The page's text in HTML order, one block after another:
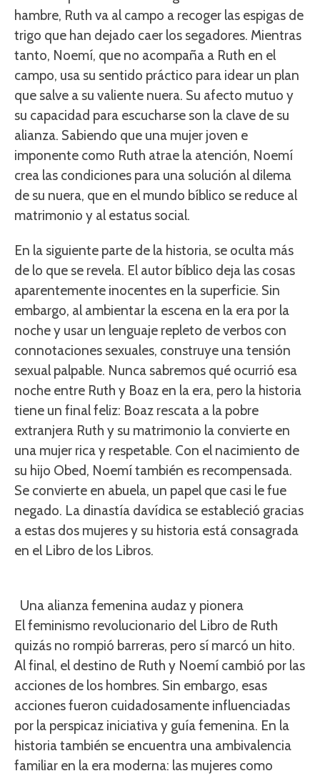
hambre, Ruth va al campo a recoger las espigas de
trigo que han dejado caer los segadores. Mientras
tanto, Noemí, que no acompaña a Ruth en el
campo, usa su sentido práctico para idear un plan
que salve a su valiente nuera. Su afecto mutuo y
su capacidad para escucharse son la clave de su
alianza. Sabiendo que una mujer joven e
imponente como Ruth atrae la atención, Noemí
crea las condiciones para una solución al dilema
de su nuera, que en el mundo bíblico se reduce al
matrimonio y al estatus social.
En la siguiente parte de la historia, se oculta más
de lo que se revela. El autor bíblico deja las cosas
aparentemente inocentes en la superficie. Sin
embargo, al ambientar la escena en la era por la
noche y usar un lenguaje repleto de verbos con
connotaciones sexuales, construye una tensión
sexual palpable. Nunca sabremos qué ocurrió esa
noche entre Ruth y Boaz en la era, pero la historia
tiene un final feliz: Boaz rescata a la pobre
extranjera Ruth y su matrimonio la convierte en
una mujer rica y respetable. Con el nacimiento de
su hijo Obed, Noemí también es recompensada.
Se convierte en abuela, un papel que casi le fue
negado. La dinastía davídica se estableció gracias
a estas dos mujeres y su historia está consagrada
en el Libro de los Libros.
Una alianza femenina audaz y pionera
El feminismo revolucionario del Libro de Ruth
quizás no rompió barreras, pero sí marcó un hito.
Al final, el destino de Ruth y Noemí cambió por las
acciones de los hombres. Sin embargo, esas
acciones fueron cuidadosamente influenciadas
por la perspicaz iniciativa y guía femenina. En la
historia también se encuentra una ambivalencia
familiar en la era moderna: las mujeres como